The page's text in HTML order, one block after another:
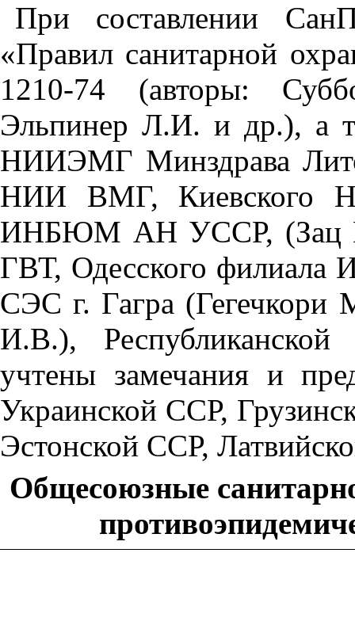
При составлении
«Правил санитарной
1210-74 (авторы:
Эльпинер Л.И. и др.), а
НИИЭМГ Минздрава
НИИ ВМГ, Киевского
ИНБЮМ АН УССР, (Зац
ГВТ, Одесского
СЭС г. Гагра
И.В.),
учтены замечания и
Украинской ССР,
Эстонской ССР,
Общесоюзные